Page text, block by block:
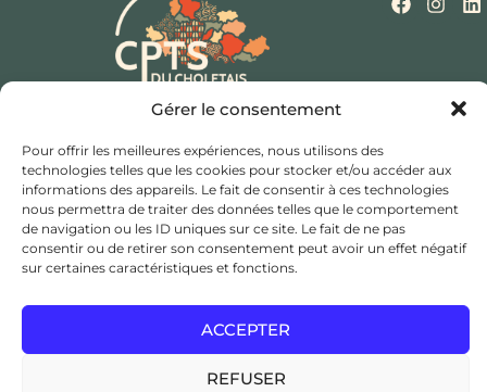
Gérer le consentement
Pour offrir les meilleures expériences, nous utilisons des
technologies telles que les cookies pour stocker et/ou accéder aux
informations des appareils. Le fait de consentir à ces technologies
nous permettra de traiter des données telles que le comportement
de navigation ou les ID uniques sur ce site. Le fait de ne pas
consentir ou de retirer son consentement peut avoir un effet négatif
sur certaines caractéristiques et fonctions.
ACCEPTER
REFUSER
Qui sommes-nous ? Nos missions
Contact
Hôtel de ville et d’agglomération,
Rue Saint Bonaventure,
49300 Cholet
JE CHERCHE UN MÉDECIN TRAITANT